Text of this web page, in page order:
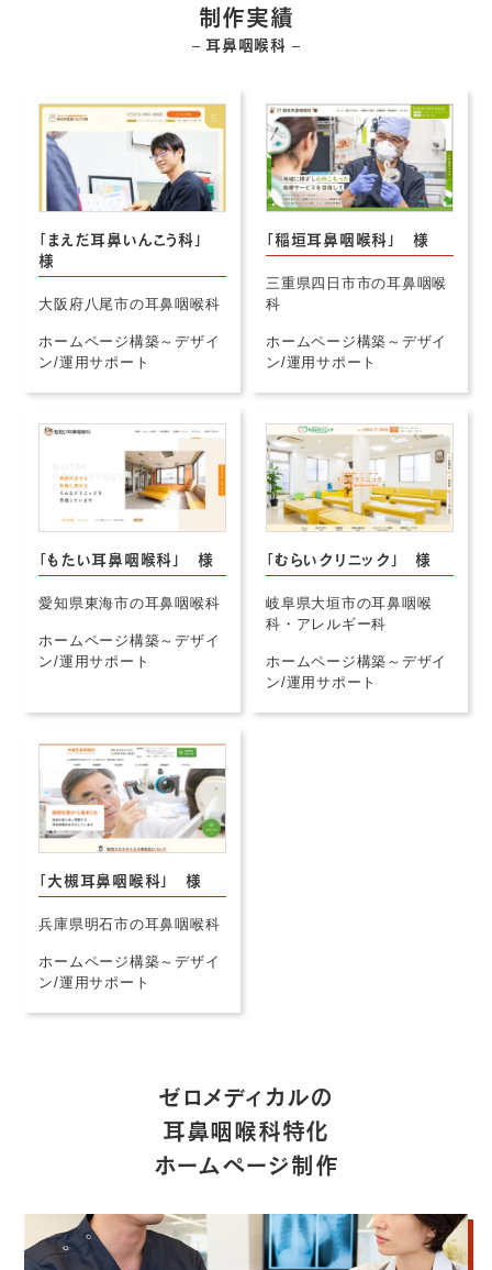
制作実績
– 耳鼻咽喉科 –
「まえだ耳鼻いんこう科」
様
大阪府八尾市の耳鼻咽喉科
ホームページ構築～デザイ
ン/運用サポート
「稲垣耳鼻咽喉科」 様
三重県四日市市の耳鼻咽喉
科
ホームページ構築～デザイ
ン/運用サポート
「もたい耳鼻咽喉科」 様
愛知県東海市の耳鼻咽喉科
ホームページ構築～デザイ
ン/運用サポート
「むらいクリニック」 様
岐阜県大垣市の耳鼻咽喉
科・アレルギー科
ホームページ構築～デザイ
ン/運用サポート
「大槻耳鼻咽喉科」 様
兵庫県明石市の耳鼻咽喉科
ホームページ構築～デザイ
ン/運用サポート
ゼロメディカルの
耳鼻咽喉科特化
ホームページ制作